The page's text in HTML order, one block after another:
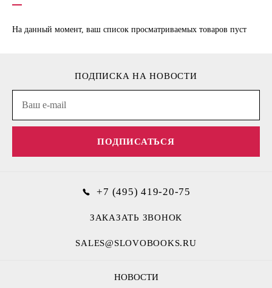
На данный момент, ваш список просматриваемых товаров пуст
НОВОСТИ
ПОДПИСКА НА НОВОСТИ
ПОДПИСАТЬСЯ
+7 (495) 419-20-75
ЗАКАЗАТЬ ЗВОНОК
SALES@SLOVOBOOKS.RU